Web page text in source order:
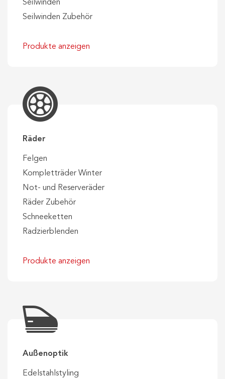
Seilwinden
Seilwinden Zubehör
Produkte anzeigen
Räder
Felgen
Kompletträder Winter
Not- und Reserveräder
Räder Zubehör
Schneeketten
Radzierblenden
Produkte anzeigen
Außenoptik
Edelstahlstyling